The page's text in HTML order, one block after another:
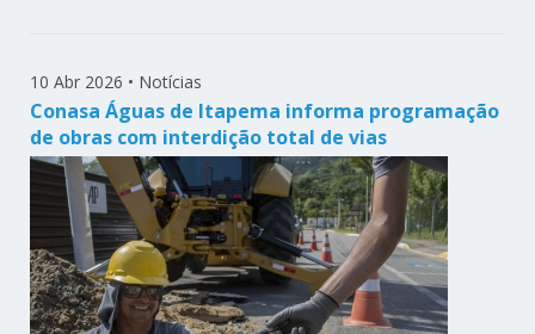
10 Abr 2026 • Notícias
Conasa Águas de Itapema informa programação
de obras com interdição total de vias